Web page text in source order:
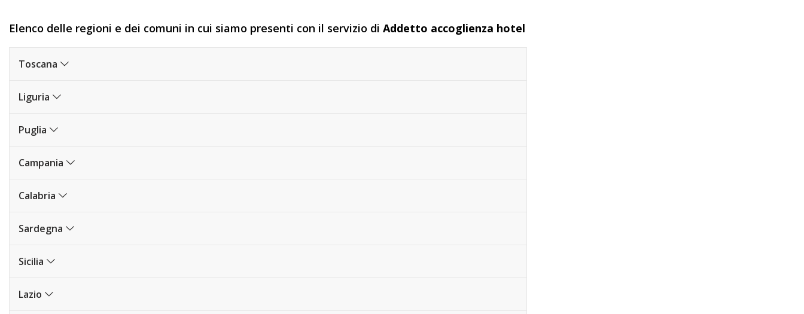
Elenco delle regioni e dei comuni in cui siamo presenti con il servizio di Addetto accoglienza hotel
Toscana
Liguria
Puglia
Campania
Calabria
Sardegna
Sicilia
Lazio